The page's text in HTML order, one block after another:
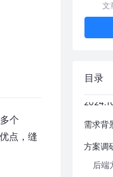
个
点，缝
文
目录
需求背
方案调
后端